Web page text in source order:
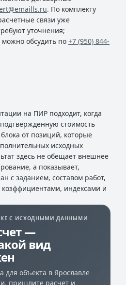
. По комплекту
связи уже
уточнения;
можно обсудить по +7 (950) 844-
на ПИР подходит, когда
стоимость
от позиций, которые
исходных
здесь не обещает внешнее
а показывает,
с заданием, составом работ,
индексами и
С ИСХОДНЫМИ ДАННЫМИ
—
вид
для объекта в Ярославле
пришлите расчет и